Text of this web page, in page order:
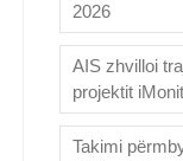
2026
AIS zhvilloi
projektit
Takimi